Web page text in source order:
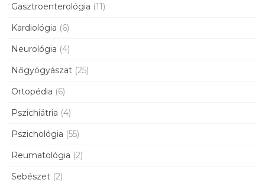
Gasztroenterológia (11)
Kardiológia (6)
Neurológia (4)
Nőgyógyászat (25)
Ortopédia (6)
Pszichiátria (4)
Pszichológia (55)
Reumatológia (2)
Sebészet (2)